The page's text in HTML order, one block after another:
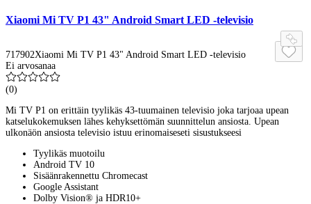
Xiaomi Mi TV P1 43" Android Smart LED -televisio
717902Xiaomi Mi TV P1 43" Android Smart LED -televisio
Ei arvosanaa
(0)
Mi TV P1 on erittäin tyylikäs 43-tuumainen televisio joka tarjoaa upean
katselukokemuksen lähes kehyksettömän suunnittelun ansiosta. Upean
ulkonäön ansiosta televisio istuu erinomaiseseti sisustukseesi
Tyylikäs muotoilu
Android TV 10
Sisäänrakennettu Chromecast
Google Assistant
Dolby Vision® ja HDR10+